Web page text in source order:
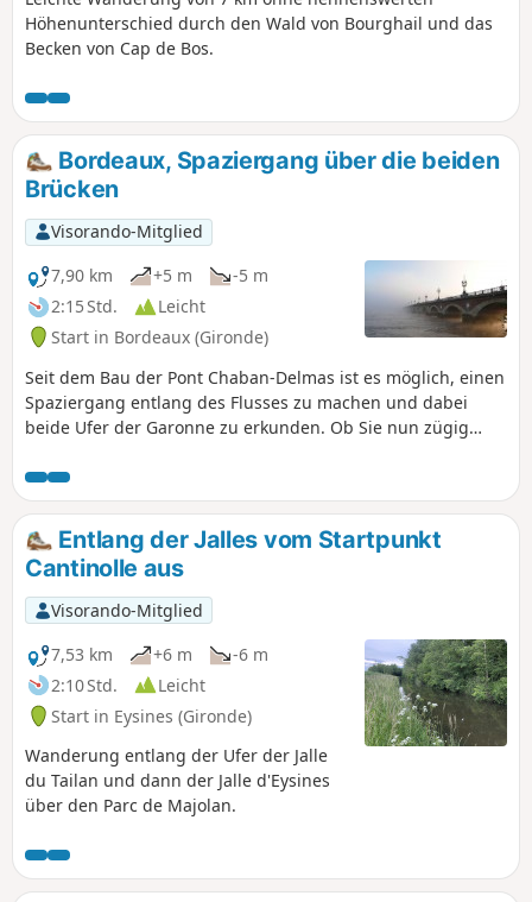
Höhenunterschied durch den Wald von Bourghail und das
Becken von Cap de Bos.
Bordeaux, Spaziergang über die beiden
Brücken
Visorando-Mitglied
7,90 km
+5 m
-5 m
2:15 Std.
Leicht
Start in Bordeaux (Gironde)
Seit dem Bau der Pont Chaban-Delmas ist es möglich, einen
Spaziergang entlang des Flusses zu machen und dabei
beide Ufer der Garonne zu erkunden. Ob Sie nun zügig
schönsten Ausblicke auf die Pont Bacalan Bastide (Chaban-
Delmas) und die Place de la Bourse entdecken.
Entlang der Jalles vom Startpunkt
Cantinolle aus
Visorando-Mitglied
7,53 km
+6 m
-6 m
2:10 Std.
Leicht
Start in Eysines (Gironde)
Wanderung entlang der Ufer der Jalle
du Tailan und dann der Jalle d'Eysines
über den Parc de Majolan.